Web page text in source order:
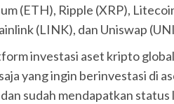
(ETH), Ripple (XRP),
(LINK), dan Uniswap
investasi aset kripto
yang ingin berinvestasi di
sudah mendapatkan